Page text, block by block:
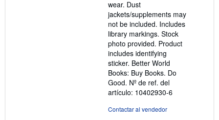
wear. Dust
jackets/supplements may
not be included. Includes
library markings. Stock
photo provided. Product
includes identifying
sticker. Better World
Books: Buy Books. Do
Good. Nº de ref. del
artículo: 10402930-6
Contactar al vendedor